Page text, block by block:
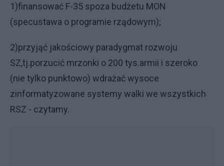
1)finansować F-35 spoza budżetu MON
(specustawa o programie rządowym);
2)przyjąć jakościowy paradygmat rozwoju
SZ,tj.porzucić mrzonki o 200 tys.armii i szeroko
(nie tylko punktowo) wdrażać wysoce
zinformatyzowane systemy walki we wszystkich
RSZ - czytamy.